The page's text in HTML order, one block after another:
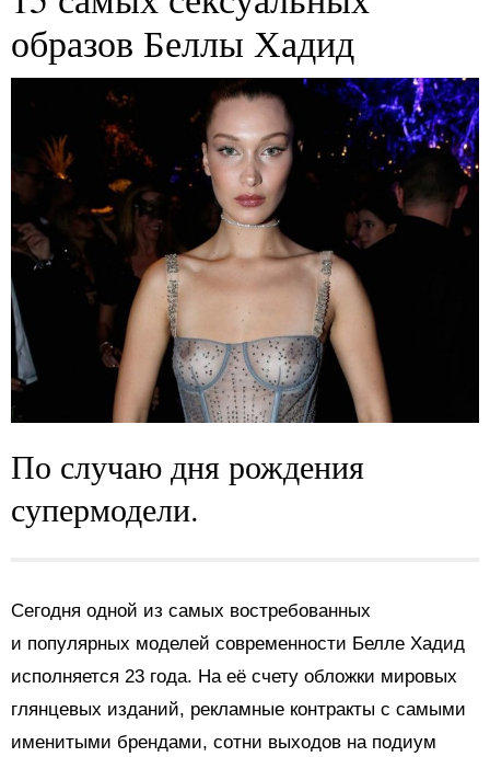
образов Беллы Хадид
По случаю дня рождения
супермодели.
Сегодня одной из самых востребованных
и популярных моделей современности Белле Хадид
исполняется 23 года. На её счету обложки мировых
глянцевых изданий, рекламные контракты с самыми
именитыми брендами, сотни выходов на подиум